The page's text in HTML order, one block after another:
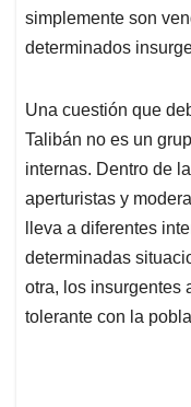
simplemente son
determinados
Una cuestión que
Talibán no es un
internas. Dentro de
aperturistas y
lleva a diferentes
determinadas
otra, los insurgentes
tolerante con la